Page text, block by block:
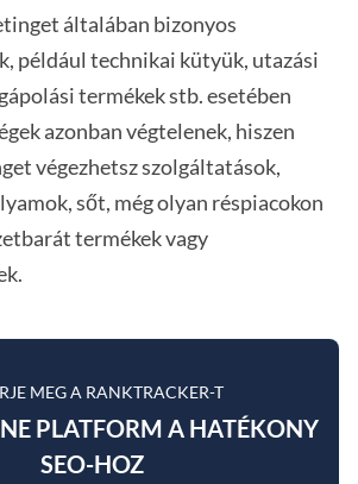
általában bizonyos
például technikai kütyük, utazási
termékek stb. esetében
azonban végtelenek, hiszen
végezhetsz szolgáltatások,
sőt, még olyan réspiacokon
termékek vagy
MEG A RANKTRACKER-T
PLATFORM A HATÉKONY
SEO-HOZ